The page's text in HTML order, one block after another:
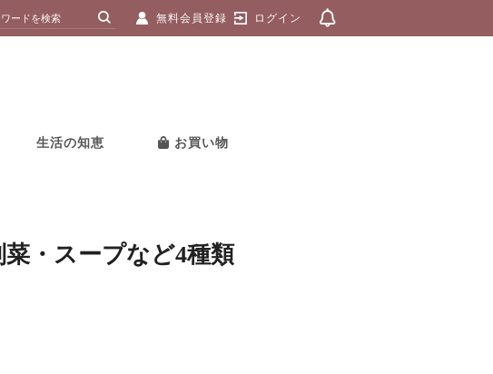
無料会員登録 ログイン
生活の知恵 お買い物
・スープなど4種類